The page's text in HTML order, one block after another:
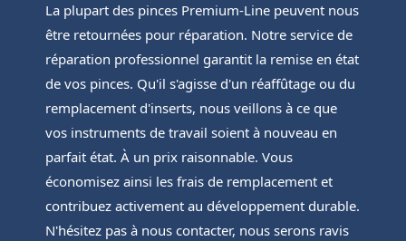
La plupart des pinces Premium-Line peuvent nous
être retournées pour réparation. Notre service de
réparation professionnel garantit la remise en état
de vos pinces. Qu'il s'agisse d'un réaffûtage ou du
remplacement d'inserts, nous veillons à ce que
vos instruments de travail soient à nouveau en
parfait état. À un prix raisonnable. Vous
économisez ainsi les frais de remplacement et
contribuez activement au développement durable.
N'hésitez pas à nous contacter, nous serons ravis